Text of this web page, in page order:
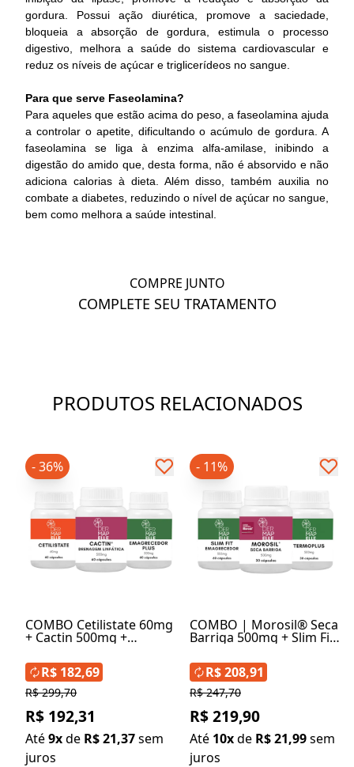
gordura. Possui ação diurética, promove a saciedade,
bloqueia a absorção de gordura, estimula o processo
digestivo, melhora a saúde do sistema cardiovascular e
reduz os níveis de açúcar e triglicerídeos no sangue.
Para que serve Faseolamina?
Para aqueles que estão acima do peso, a faseolamina ajuda
a controlar o apetite, dificultando o acúmulo de gordura. A
faseolamina se liga à enzima alfa-amilase, inibindo a
digestão do amido que, desta forma, não é absorvido e não
adiciona calorias à dieta. Além disso, também auxilia no
combate a diabetes, reduzindo o nível de açúcar no sangue,
bem como melhora a saúde intestinal.
COMPRE JUNTO
COMPLETE SEU TRATAMENTO
PRODUTOS RELACIONADOS
COMBO Cetilistate 60mg
+ Cactin 500mg +
500mg
- 36%
R$ 299,70
R$ 192,31
Até9xde R$ 21,37sem
juros
R$ 182,69
COMBO | Morosil® Seca
Barriga 500mg + Slim Fit
Termoplus 500mg
- 11%
R$ 247,70
R$ 219,90
Até 10xde R$ 21,99sem
juros
R$ 208,91